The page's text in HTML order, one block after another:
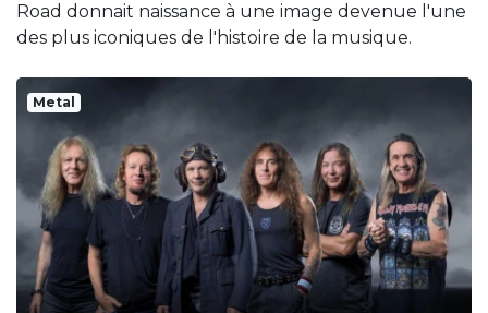
Road donnait naissance à une image devenue l'une
des plus iconiques de l'histoire de la musique.
Metal